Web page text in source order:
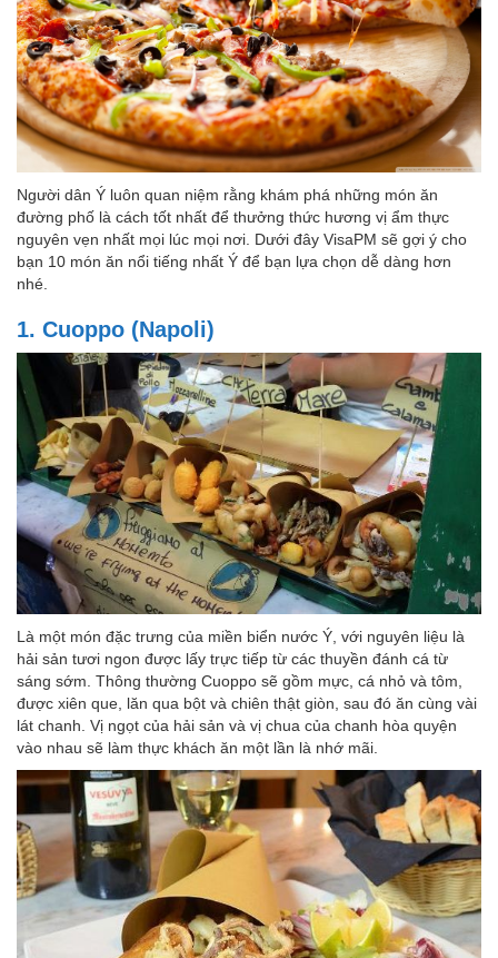
Người dân Ý luôn quan niệm rằng khám phá những món ăn
đường phố là cách tốt nhất để thưởng thức hương vị ẩm thực
nguyên vẹn nhất mọi lúc mọi nơi. Dưới đây VisaPM sẽ gợi ý cho
bạn 10 món ăn nổi tiếng nhất Ý để bạn lựa chọn dễ dàng hơn
nhé.
1. Cuoppo (Napoli)
Là một món đặc trưng của miền biển nước Ý, với nguyên liệu là
hải sản tươi ngon được lấy trực tiếp từ các thuyền đánh cá từ
sáng sớm. Thông thường Cuoppo sẽ gồm mực, cá nhỏ và tôm,
được xiên que, lăn qua bột và chiên thật giòn, sau đó ăn cùng vài
lát chanh. Vị ngọt của hải sản và vị chua của chanh hòa quyện
vào nhau sẽ làm thực khách ăn một lần là nhớ mãi.